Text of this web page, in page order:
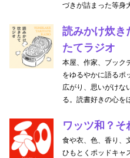
づきが詰まった等身
読みかけ炊き
たてラジオ
本屋、作家、ブック
をゆるやかに語るポ
広がり、思いがけな
る。読書好きの心を
ワッツ和？そ
食や衣、色、香り、
ひもとくポッドキャ